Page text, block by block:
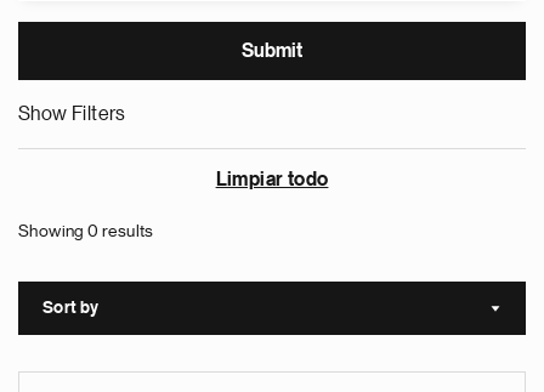
Show Filters
Limpiar todo
Showing 0 results
Sort by Sort